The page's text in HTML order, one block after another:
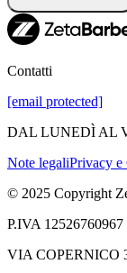
Contatti
[email protected]
DAL LUNEDÌ AL
Note legaliPrivacy
© 2025 Copyright
P.IVA 12526760967
VIA COPERNICO